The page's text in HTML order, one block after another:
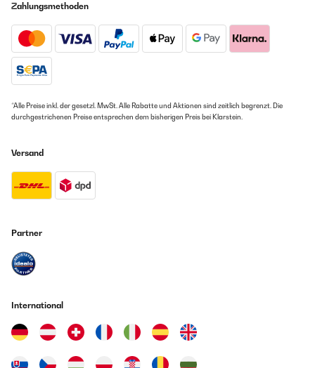
Zahlungsmethoden
*Alle Preise inkl. der gesetzl. MwSt. Alle Rabatte und Aktionen sind zeitlich begrenzt. Die
durchgestrichenen Preise entsprechen dem bisherigen Preis bei Klarstein.
Versand
Partner
International